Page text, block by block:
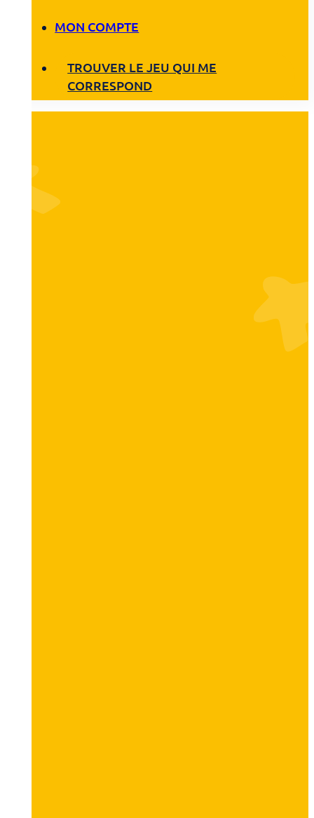
MON COMPTE
TROUVER LE JEU QUI ME
CORRESPOND